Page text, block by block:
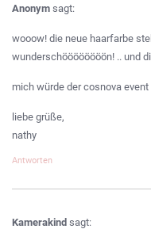
Anonym sagt:
wooow! die neue haarfarbe
wunderschöööööööön! .. und
mich würde der cosnova
liebe grüße,
nathy
Antworten
Kamerakind sagt: